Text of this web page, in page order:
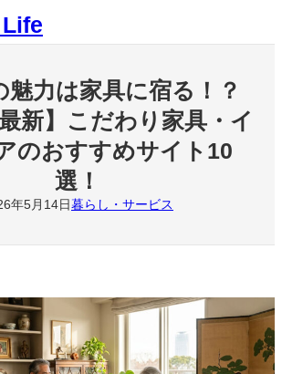
魅力は家具に宿る！？
最新】こだわり家具・イ
のおすすめサイト10
選！
年5月14日暮らし・サービス